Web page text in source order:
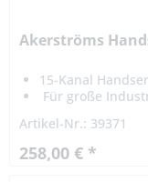
Akerströms
15-Kanal
Für große
Artikel-Nr.: 39371
258,00 € *